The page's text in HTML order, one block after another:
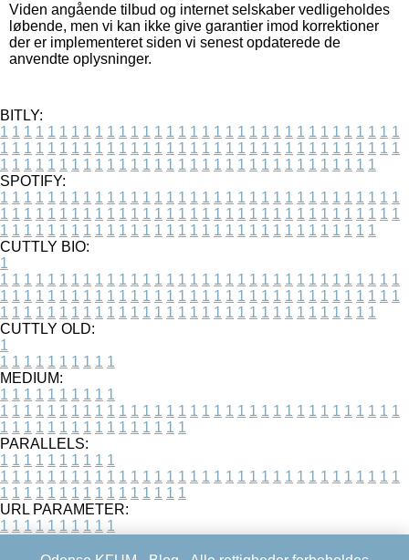
Viden angående tilbud og internet selskaber vedligeholdes
løbende, men vi kan ikke give garantier imod korrektioner
der er implementeret siden vi senest opdaterede de
anvendte oplysninger.
BITLY:
1 1 1 1 1 1 1 1 1 1 1 1 1 1 1 1 1 1 1 1 1 1 1 1 1 1 1 1 1 1 1 1 1 1
1 1 1 1 1 1 1 1 1 1 1 1 1 1 1 1 1 1 1 1 1 1 1 1 1 1 1 1 1 1 1 1 1 1
1 1 1 1 1 1 1 1 1 1 1 1 1 1 1 1 1 1 1 1 1 1 1 1 1 1 1 1 1 1 1 1
SPOTIFY:
1 1 1 1 1 1 1 1 1 1 1 1 1 1 1 1 1 1 1 1 1 1 1 1 1 1 1 1 1 1 1 1 1 1
1 1 1 1 1 1 1 1 1 1 1 1 1 1 1 1 1 1 1 1 1 1 1 1 1 1 1 1 1 1 1 1 1 1
1 1 1 1 1 1 1 1 1 1 1 1 1 1 1 1 1 1 1 1 1 1 1 1 1 1 1 1 1 1 1 1
CUTTLY BIO:
1
1 1 1 1 1 1 1 1 1 1 1 1 1 1 1 1 1 1 1 1 1 1 1 1 1 1 1 1 1 1 1 1 1 1
1 1 1 1 1 1 1 1 1 1 1 1 1 1 1 1 1 1 1 1 1 1 1 1 1 1 1 1 1 1 1 1 1 1
1 1 1 1 1 1 1 1 1 1 1 1 1 1 1 1 1 1 1 1 1 1 1 1 1 1 1 1 1 1 1 1
CUTTLY OLD:
1
1 1 1 1 1 1 1 1 1 1
MEDIUM:
1 1 1 1 1 1 1 1 1 1
1 1 1 1 1 1 1 1 1 1 1 1 1 1 1 1 1 1 1 1 1 1 1 1 1 1 1 1 1 1 1 1 1 1
1 1 1 1 1 1 1 1 1 1 1 1 1 1 1 1
PARALLELS:
1 1 1 1 1 1 1 1 1 1
1 1 1 1 1 1 1 1 1 1 1 1 1 1 1 1 1 1 1 1 1 1 1 1 1 1 1 1 1 1 1 1 1 1
1 1 1 1 1 1 1 1 1 1 1 1 1 1 1 1
URL PARAMETER:
1 1 1 1 1 1 1 1 1 1